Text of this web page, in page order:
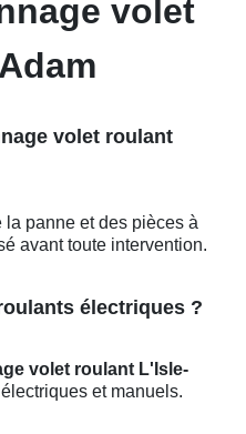
volet
volet roulant
la panne et des pièces à
avant toute intervention.
électriques ?
volet roulant L'Isle-
et manuels.